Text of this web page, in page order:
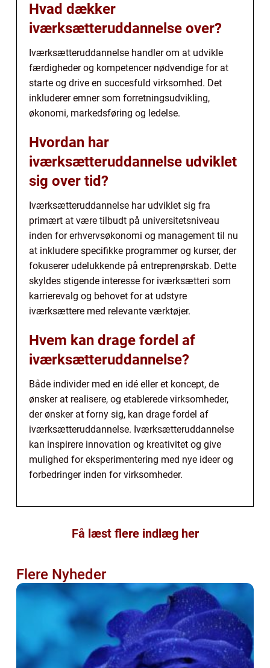
Hvad dækker
iværksætteruddannelse over?
Iværksætteruddannelse handler om at udvikle
færdigheder og kompetencer nødvendige for at
starte og drive en succesfuld virksomhed. Det
inkluderer emner som forretningsudvikling,
økonomi, markedsføring og ledelse.
Hvordan har
iværksætteruddannelse udviklet
sig over tid?
Iværksætteruddannelse har udviklet sig fra
primært at være tilbudt på universitetsniveau
inden for erhvervsøkonomi og management til nu
at inkludere specifikke programmer og kurser, der
fokuserer udelukkende på entreprenørskab. Dette
skyldes stigende interesse for iværksætteri som
karrierevalg og behovet for at udstyre
iværksættere med relevante værktøjer.
Hvem kan drage fordel af
iværksætteruddannelse?
Både individer med en idé eller et koncept, de
ønsker at realisere, og etablerede virksomheder,
der ønsker at forny sig, kan drage fordel af
iværksætteruddannelse. Iværksætteruddannelse
kan inspirere innovation og kreativitet og give
mulighed for eksperimentering med nye ideer og
forbedringer inden for virksomheder.
Få læst flere indlæg her
Flere Nyheder